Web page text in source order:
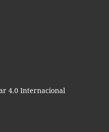
4.0 Internacional